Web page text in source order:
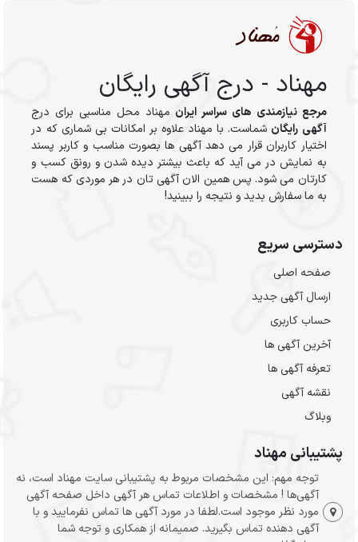
مهناد - درج آگهی رایگان
مرجع نیازمندی های سراسر ایران مهناد محل مناسبی برای درج
آگهی رایگان شماست. با مهناد علاوه بر امکانات بی شماری که در
اختیار کاربران قرار می دهد آگهی ها بصورت مناسب و کاربر پسند
به نمایش در می آید که باعث بیشتر دیده شدن و رونق کسب و
کارتان می شود. پس همین الان آگهی تان در هر موردی که هست
به ما سفارش بدید و نتیجه را ببینید!
دسترسی سریع
صفحه اصلی
ارسال‌ آگهی جدید
حساب کاربری
آخرین آگهی ها
تعرفه آگهی ها
نقشه آگهی
وبلاگ
پشتیبانی مهناد
توجه مهم: این مشخصات مربوط به پشتیبانی سایت مهناد است، نه
آگهی‌ها ! مشخصات و اطلاعات تماس هر آگهی داخل صفحه آگهی
مورد نظر موجود است.لطفا در مورد آگهی ها تماس نفرمایید و با
آگهی دهنده تماس بگیرید. صمیمانه از همکاری و توجه شما